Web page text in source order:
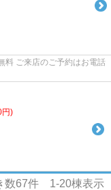
料 ご来店のご予約はお電話
円)
数67件 1-20棟表示